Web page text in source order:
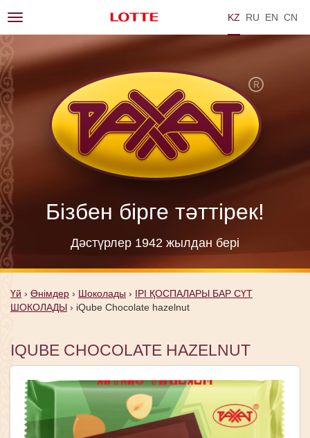
KZ RU EN ZH
Бізбен бірге тәттірек!
Дәстүрлер 1942 жылдан берi
Toggle
navigation
Үй › Өнімдер › Шоколады › ІРІ ҚОСПАЛАРЫ БАР СҮТ
ШОКОЛАДЫ › iQube Chocolate hazelnut
IQUBE CHOCOLATE HAZELNUT